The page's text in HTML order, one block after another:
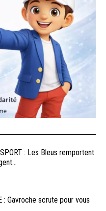
SPORT : Les Bleus remportent
: Gavroche scrute pour vous